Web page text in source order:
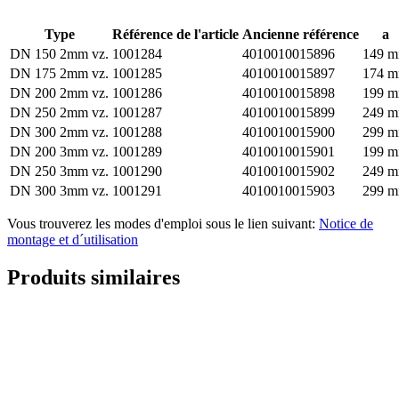
Type Référence de l'article Ancienne référence
a
DN 150 2mm vz. 1001284 4010010015896
149
DN 175 2mm vz. 1001285 4010010015897
174
DN 200 2mm vz. 1001286 4010010015898
199
DN 250 2mm vz. 1001287 4010010015899
249
DN 300 2mm vz. 1001288 4010010015900
299
DN 200 3mm vz. 1001289 4010010015901
199
DN 250 3mm vz. 1001290 4010010015902
249
DN 300 3mm vz. 1001291 4010010015903 299
Vous trouverez les modes d'emploi sous le lien suivant: Notice de
montage et d´utilisation
Produits similaires